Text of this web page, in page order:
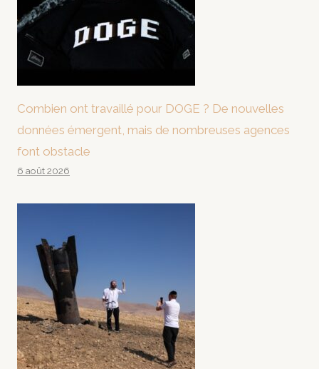
Combien ont travaillé pour DOGE ? De nouvelles
données émergent, mais de nombreuses agences
font obstacle
6 août 2026